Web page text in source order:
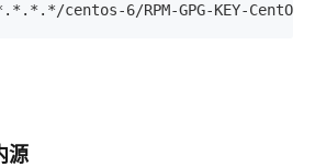
centos-6/RPM-GPG-KEY-CentOS-
源